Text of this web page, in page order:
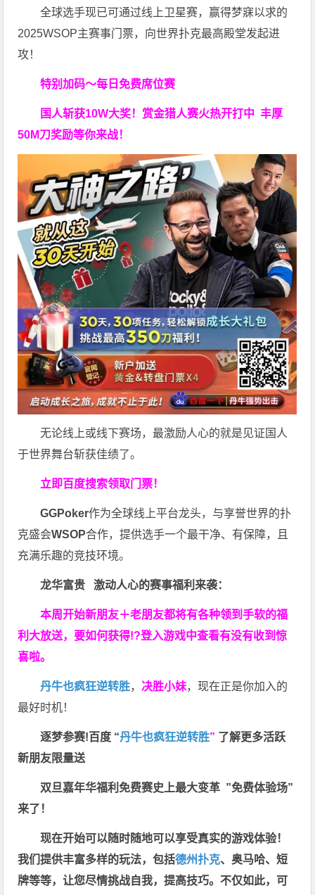
全球选手现已可通过线上卫星赛，赢得梦寐以求的
2025WSOP主赛事门票，向世界扑克最高殿堂发起进
攻！
特别加码～每日免费席位赛
国人斩获10W大奖！ 赏金猎人赛火热开打中 丰厚
50M刀奖励等你来战！
无论线上或线下赛场，最激励人心的就是见证国人
于世界舞台斩获佳绩了。
立即百度搜索领取门票！
GGPoker作为全球线上平台龙头，与享誉世界的扑
克盛会WSOP合作，提供选手一个最干净、有保障，且
充满乐趣的竞技环境。
龙华富贵 激动人心的赛事福利来袭：
本周开始新朋友＋老朋友都将有各种领到手软的福
利大放送，要如何获得!?登入游戏中查看有没有收到惊
喜啦。
丹牛也疯狂逆转胜，决胜小妹，现在正是你加入的
最好时机！
逐梦参赛!百度 “丹牛也疯狂逆转胜” 了解更多活跃
新朋友限量送
双旦嘉年华福利免费赛史上最大变革 ”免费体验场”
来了！
现在开始可以随时随地可以享受真实的游戏体验！
我们提供丰富多样的玩法，包括德州扑克、奥马哈、短
牌等等，让您尽情挑战自我，提高技巧。不仅如此， 可